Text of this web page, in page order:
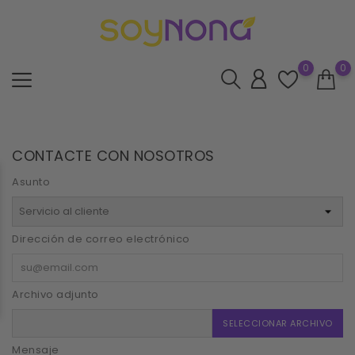
0
0
CONTACTE CON NOSOTROS
Asunto
Dirección de correo electrónico
Archivo adjunto
SELECCIONAR ARCHIVO
Mensaje